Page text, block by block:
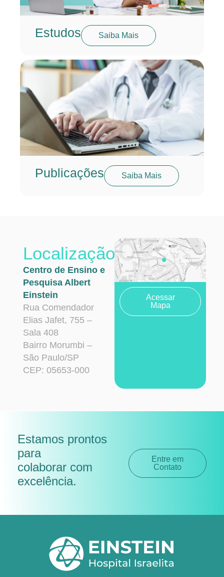
Estudos Saiba Mais
Publicações Saiba Mais
Localização
Centro de Ensino e
Pesquisa Albert
Einstein
Rua Comendador
Elias Jafet, 755 –
Sala 408
Bairro Morumbi –
São Paulo/SP
CEP: 05653-000
Acessar
Mapa
Estamos prontos
para
colaborar com
excelência.
Entre em
Contato